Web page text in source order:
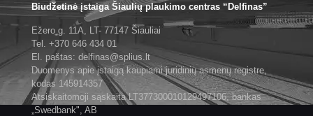
Biudžetinė įstaiga Šiaulių plaukimo centras “Delfinas”
Ežero g. 11A, LT- 77147 Šiauliai
Tel. +370 646 434 01
El. paštas: delfinas@splius.lt
Duomenys apie įstaigą kaupiami juridinių asmenų registre,
kodas 145914357
Atsiskaitomoji sąskaita LT377300010129497106, bankas
„Swedbank", AB